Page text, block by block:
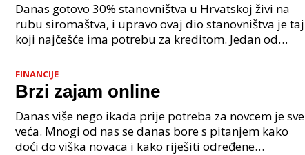
Danas gotovo 30% stanovništva u Hrvatskoj živi na
rubu siromaštva, i upravo ovaj dio stanovništva je taj
koji najčešće ima potrebu za kreditom. Jedan od
FINANCIJE
Brzi zajam online
Danas više nego ikada prije potreba za novcem je sve
veća. Mnogi od nas se danas bore s pitanjem kako
doći do viška novaca i kako riješiti određene